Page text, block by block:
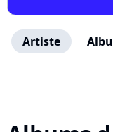
Artiste